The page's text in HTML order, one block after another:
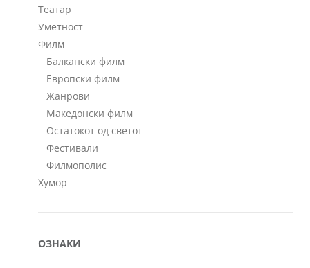
Театар
Уметност
Филм
Балкански филм
Европски филм
Жанрови
Македонски филм
Остатокот од светот
Фестивали
Филмополис
Хумор
ОЗНАКИ